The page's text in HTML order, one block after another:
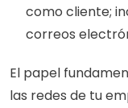
como cliente;
correos
El papel
las redes de tu